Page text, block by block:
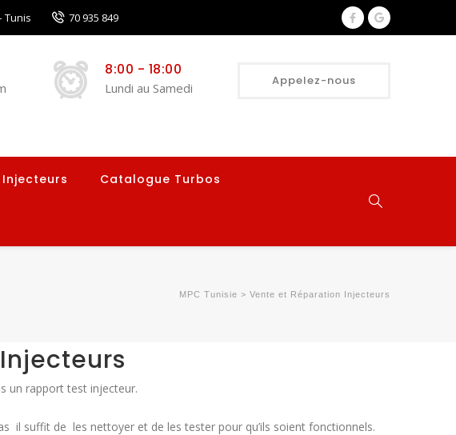
Tunis 70 935 849
Appelez-nous
8:00 - 18:00
Lundi au Samedi
Catalogue Turbos
MPC Tunisie > Vente et Réparation Injecteurs
un rapport test injecteur.
il suffit de les nettoyer et de les tester pour qu’ils soient fonctionnels.